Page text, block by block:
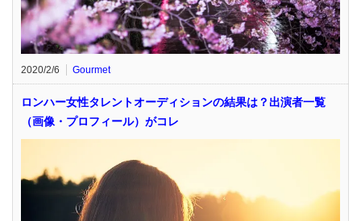
2020/2/6 Gourmet
ロンハー女性タレントオーディションの結果は？出演者一覧
（画像・プロフィール）がコレ